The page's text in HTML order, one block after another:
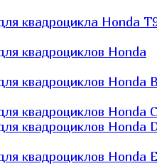
квадроцикла Honda
квадроциклов Honda
квадроциклов Honda
квадроциклов Honda
квадроциклов Honda
квадроциклов Honda